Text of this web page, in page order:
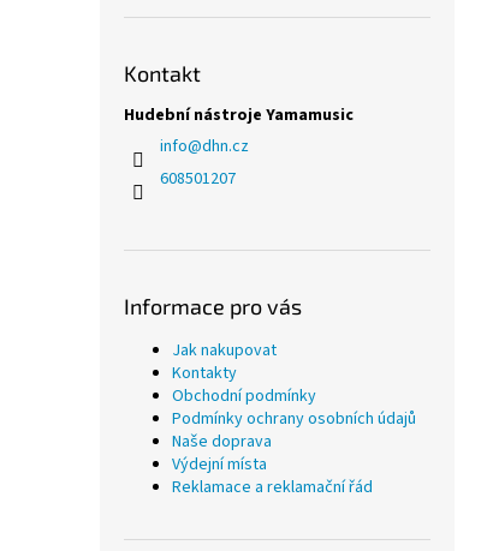
Kontakt
Hudební nástroje Yamamusic
info@dhn.cz
608501207
Informace pro vás
Jak nakupovat
Kontakty
Obchodní podmínky
Podmínky ochrany osobních údajů
Naše doprava
Výdejní místa
Reklamace a reklamační řád